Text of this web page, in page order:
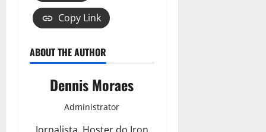
Copy Link
ABOUT THE AUTHOR
Dennis Moraes
Administrator